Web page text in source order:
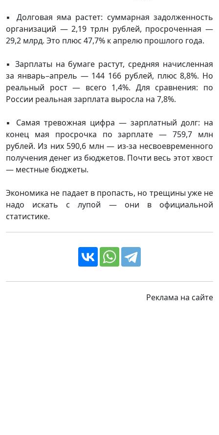
▪️ Долговая яма растет: суммарная задолженность
организаций — 2,19 трлн рублей, просроченная —
29,2 млрд. Это плюс 47,7% к апрелю прошлого года.
▪️ Зарплаты на бумаге растут, средняя начисленная
за январь–апрель — 144 166 рублей, плюс 8,8%. Но
реальный рост — всего 1,4%. Для сравнения: по
России реальная зарплата выросла на 7,8%.
▪️ Самая тревожная цифра — зарплатный долг: на
конец мая просрочка по зарплате — 759,7 млн
рублей. Из них 590,6 млн — из-за несвоевременного
получения денег из бюджетов. Почти весь этот хвост
— местные бюджеты.
Экономика не падает в пропасть, но трещины уже не
надо искать с лупой — они в официальной
статистике.
Реклама на сайте